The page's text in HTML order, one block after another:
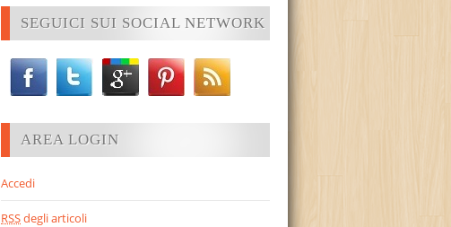
SEGUICI SUI SOCIAL NETWORK
AREA LOGIN
Accedi
RSSdegli articoli